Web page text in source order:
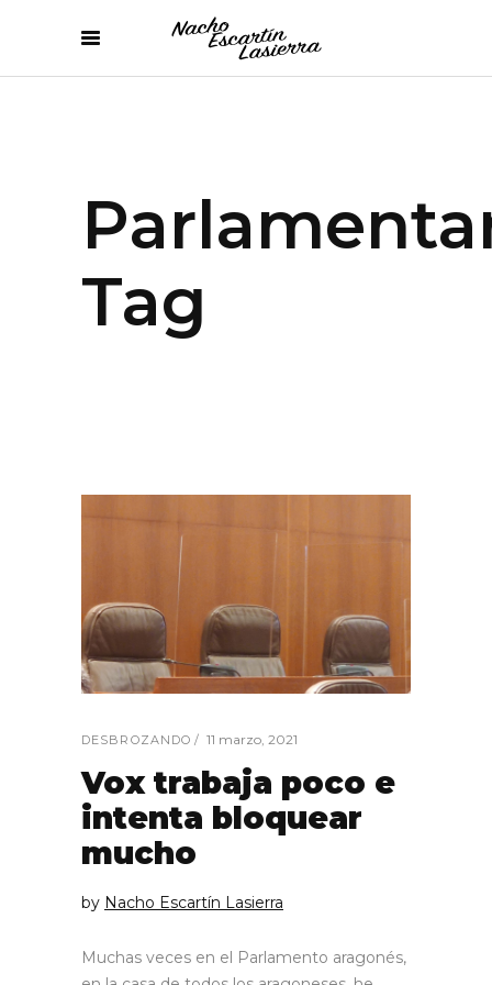
Tag
DESBROZANDO 11 marzo, 2021
Vox trabaja poco e
intenta bloquear
mucho
by Nacho Escartín Lasierra
Muchas veces en el Parlamento aragonés,